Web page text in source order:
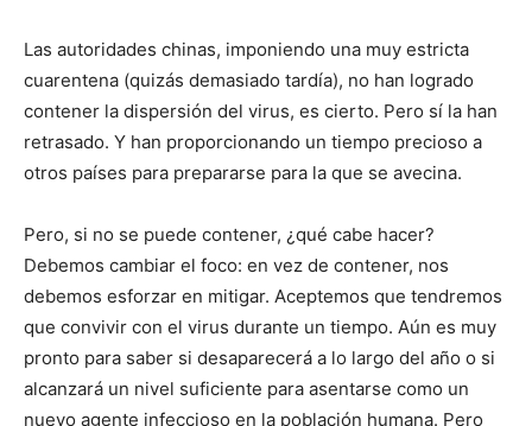
Las autoridades chinas, imponiendo una muy estricta
cuarentena (quizás demasiado tardía), no han logrado
contener la dispersión del virus, es cierto. Pero sí la han
retrasado. Y han proporcionando un tiempo precioso a
otros países para prepararse para la que se avecina.
Pero, si no se puede contener, ¿qué cabe hacer?
Debemos cambiar el foco: en vez de contener, nos
debemos esforzar en mitigar. Aceptemos que tendremos
que convivir con el virus durante un tiempo. Aún es muy
pronto para saber si desaparecerá a lo largo del año o si
alcanzará un nivel suficiente para asentarse como un
nuevo agente infeccioso en la población humana. Pero